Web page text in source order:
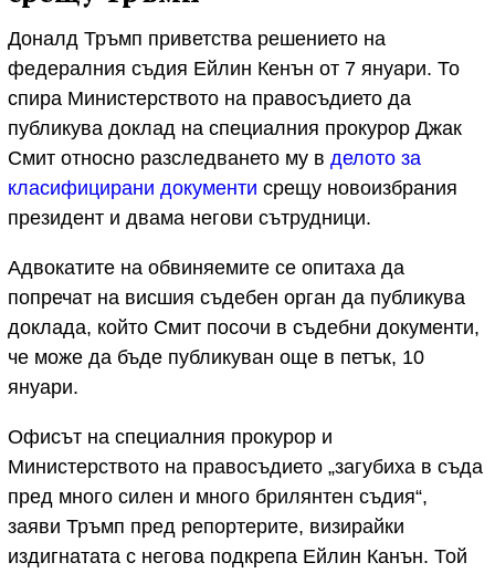
Доналд Тръмп приветства решението на
федералния съдия Ейлин Кенън от 7 януари. То
спира Министерството на правосъдието да
публикува доклад на специалния прокурор Джак
Смит относно разследването му в делото за
класифицирани документи срещу новоизбрания
президент и двама негови сътрудници.
Адвокатите на обвиняемите се опитаха да
попречат на висшия съдебен орган да публикува
доклада, който Смит посочи в съдебни документи,
че може да бъде публикуван още в петък, 10
януари.
Офисът на специалния прокурор и
Министерството на правосъдието „загубиха в съда
пред много силен и много брилянтен съдия“,
заяви Тръмп пред репортерите, визирайки
издигнатата с негова подкрепа Ейлин Канън. Той